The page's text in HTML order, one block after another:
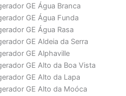
GE Água Branca
GE Água Funda
GE Água Rasa
GE Aldeia da Serra
GE Alphaville
GE Alto da Boa Vista
GE Alto da Lapa
GE Alto da Moóca